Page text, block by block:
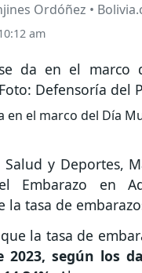
Ordóñez •
am
en el marco del Día
y Deportes,
Embarazo en
la tasa de
la tasa de
2023, según los